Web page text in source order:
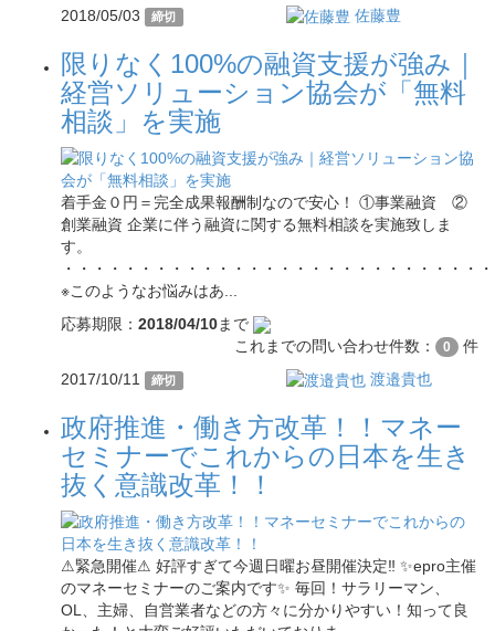
2018/05/03 締切 佐藤豊
限りなく100%の融資支援が強み｜
経営ソリューション協会が「無料
相談」を実施
着手金０円＝完全成果報酬制なので安心！ ①事業融資 ②
創業融資 企業に伴う融資に関する無料相談を実施致しま
す。
・・・・・・・・・・・・・・・・・・・・・・・・・・・・
※このようなお悩みはあ...
応募期限： 2018/04/10まで
これまでの問い合わせ件数：
0
件
2017/10/11
締切 渡邉貴也
政府推進・働き方改革！！マネー
セミナーでこれからの日本を生き
抜く意識改革！！
⚠緊急開催⚠ 好評すぎて今週日曜お昼開催決定‼ ✨epro主催
のマネーセミナーのご案内です✨ 毎回！サラリーマン、
OL、主婦、自営業者などの方々に分かりやすい！知って良